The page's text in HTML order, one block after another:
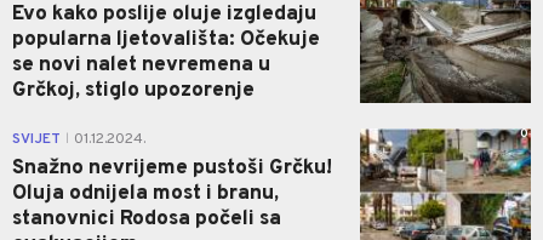
Evo kako poslije oluje izgledaju
popularna ljetovališta: Očekuje
se novi nalet nevremena u
Grčkoj, stiglo upozorenje
SVIJET 01.12.2024.
Snažno nevrijeme pustoši Grčku!
Oluja odnijela most i branu,
stanovnici Rodosa počeli sa
0